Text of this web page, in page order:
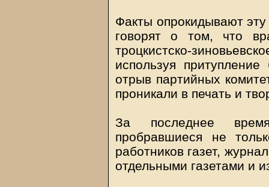
Факты опрокидывают
говорят о том, что
троцкистско-
используя
отрыв партийных
проникали в печать и
За последнее
пробравшиеся не
работников газет,
отдельными газетами и